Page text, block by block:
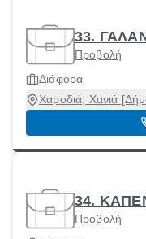
33.
Προβολή
Διάφορα
Χαροδιά, Χανιά
34.
Προβολή